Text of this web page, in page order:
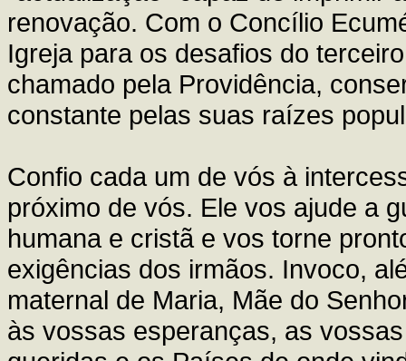
renovação. Com o Concílio
Igreja para os desafios do
chamado pela Providência,
constante pelas suas raízes
Confio cada um de vós à
próximo de vós. Ele vos ajude a
humana e cristã e vos torne
exigências dos irmãos. Invoco,
maternal de Maria, Mãe do
às vossas esperanças, as